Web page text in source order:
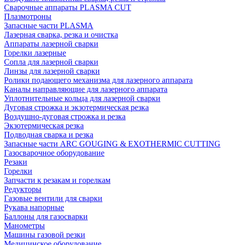
Сварочные аппараты PLASMA CUT
Плазмотроны
Запасные части PLASMA
Лазерная сварка, резка и очистка
Аппараты лазерной сварки
Горелки лазерные
Сопла для лазерной сварки
Линзы для лазерной сварки
Ролики подающего механизма для лазерного аппарата
Каналы направляющие для лазерного аппарата
Уплотнительные кольца для лазерной сварки
Дуговая строжка и экзотермическая резка
Воздушно-дуговая строжка и резка
Экзотермическая резка
Подводная сварка и резка
Запасные части ARC GOUGING & EXOTHERMIC CUTTING
Газосварочное оборудование
Резаки
Горелки
Запчасти к резакам и горелкам
Редукторы
Газовые вентили для сварки
Рукава напорные
Баллоны для газосварки
Манометры
Машины газовой резки